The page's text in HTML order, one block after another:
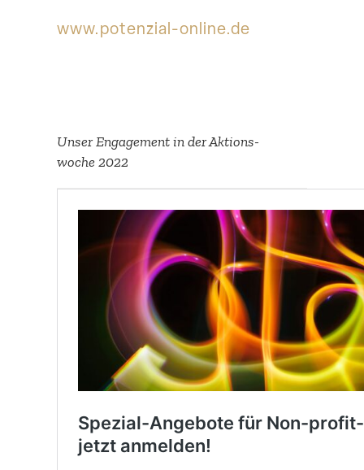
www​.potenzial​-online​.de
Unser Engagement in der Aktions­
woche 2022